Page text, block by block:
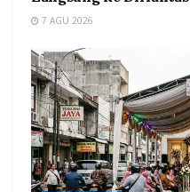
7 AGU 2026